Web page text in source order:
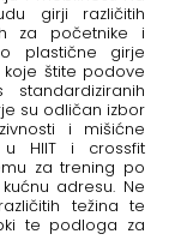
girji različitih
za početnike i
plastične girje
štite podove
su odličan izbor
i mišićne
u HIIT i crossfit
za trening po
adresu. Ne
težina te
te podloga za